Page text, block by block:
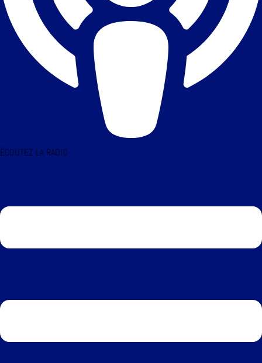
ÉCOUTEZ LA RADIO